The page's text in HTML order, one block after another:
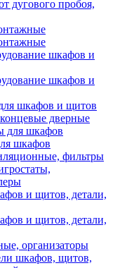
дугового пробоя,
шкафов и
шкафов и
шкафов и щитов
дверные
для шкафов
шкафов
фильтры
и щитов, детали,
и щитов, детали,
организаторы
шкафов, щитов,